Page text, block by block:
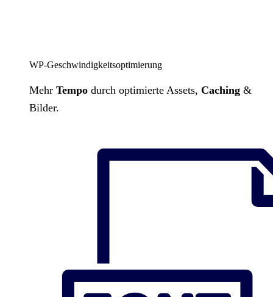
WP-Geschwindigkeitsoptimierung
Mehr Tempo durch optimierte Assets, Caching &
Bilder.